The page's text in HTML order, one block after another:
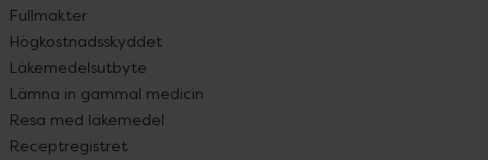
Fullmakter
Högkostnadsskyddet
Läkemedelsutbyte
Lämna in gammal medicin
Resa med läkemedel
Receptregistret